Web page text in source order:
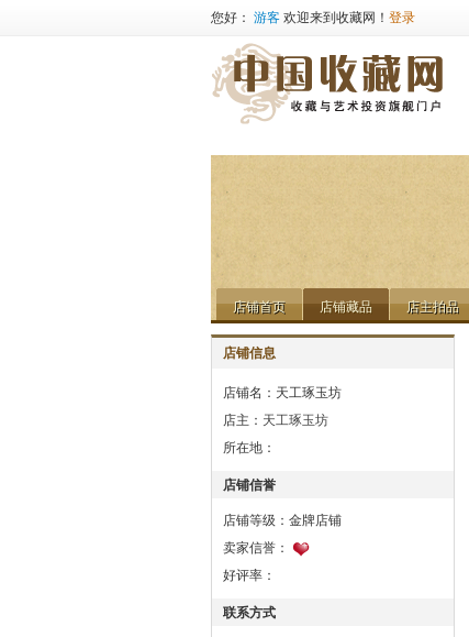
您好： 游客 欢迎来到收藏网！ 登录
店铺首页
店铺首页 店铺藏品
店铺藏品 店主拍品
店主拍品
店铺信息
店铺名：天工琢玉坊
店主： 天工琢玉坊
所在地：
店铺信誉
店铺等级：金牌店铺
卖家信誉：
好评率：
联系方式